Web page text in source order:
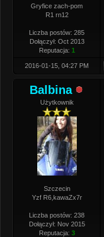
Gryfice zach-pom
R1 rn12
Liczba postów: 285
Dołączył: Oct 2013
Reputacja: 1
2016-01-15, 04:27 PM
Balbina
Użytkownik
Szczecin
Yzf R6,kawaZx7r
Liczba postów: 238
Dołączył: Nov 2015
Reputacja: 3